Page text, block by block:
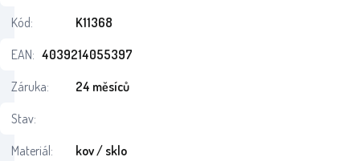
Kód:
K11368
EAN: 4039214055397
Záruka:
24 měsíců
Stav:
Materiál:
kov / sklo